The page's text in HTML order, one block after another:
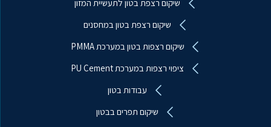
שיקום רצפת בטון לתעשיית המזון
שיקום רצפת בטון במחסנים
שיקום רצפות בטון במערכת PMMA
ציפוי רצפות במערכת PU Cement
עבודות בטון
שיקום תפרים בבטון